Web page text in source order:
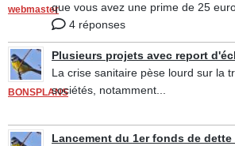
webmasterque vous avez une prime de 25
4 réponses
BONSPLANS
Plusieurs projets avec report
La crise sanitaire pèse lourd sur la
sociétés, notamment...
Lancement du 1er fonds de